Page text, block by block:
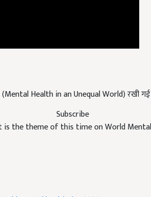
Subscribe
Health in an Unequal World) रखी गई है.
is the theme of this time on World Mental